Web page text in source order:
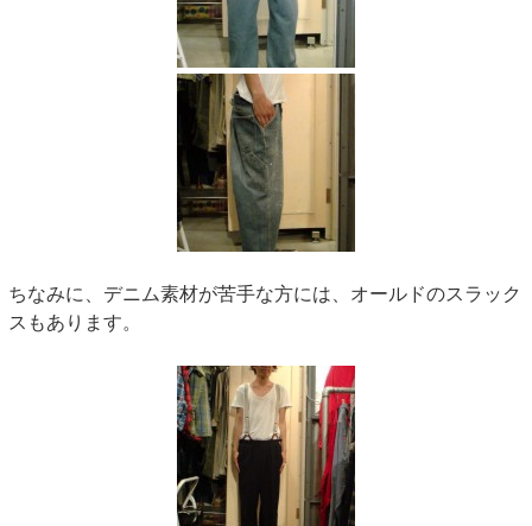
ちなみに、デニム素材が苦手な方には、オールドのスラック
スもあります。